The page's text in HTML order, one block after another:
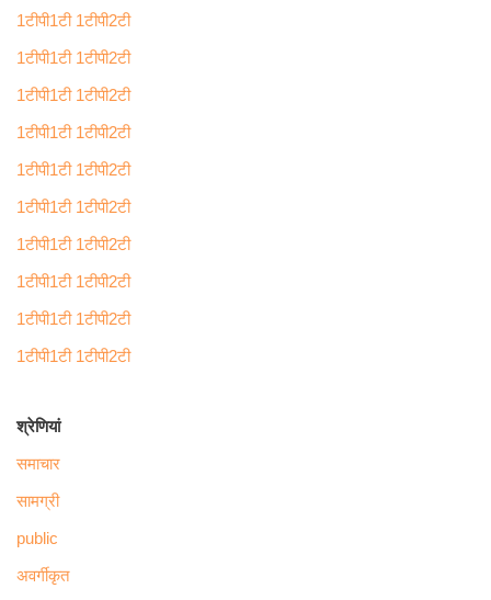
1टीपी1टी 1टीपी2टी
1टीपी1टी 1टीपी2टी
1टीपी1टी 1टीपी2टी
1टीपी1टी 1टीपी2टी
1टीपी1टी 1टीपी2टी
1टीपी1टी 1टीपी2टी
1टीपी1टी 1टीपी2टी
1टीपी1टी 1टीपी2टी
1टीपी1टी 1टीपी2टी
1टीपी1टी 1टीपी2टी
श्रेणियां
समाचार
सामग्री
public
अवर्गीकृत